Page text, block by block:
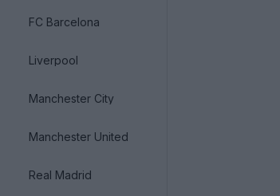
FC Barcelona
Liverpool
Manchester City
Manchester United
Real Madrid